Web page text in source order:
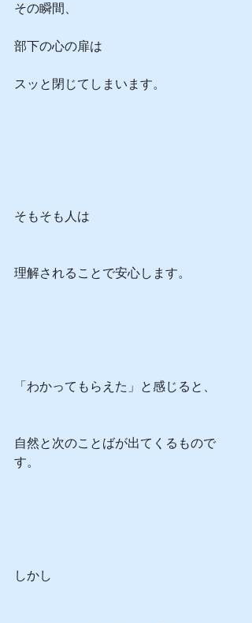
その瞬間、
部下の心の扉は
スッと閉じてしまいます。
そもそも人は
理解されることで安心します。
「わかってもらえた」と感じると、
自然と次のことばが出てくるもので
す。
しかし